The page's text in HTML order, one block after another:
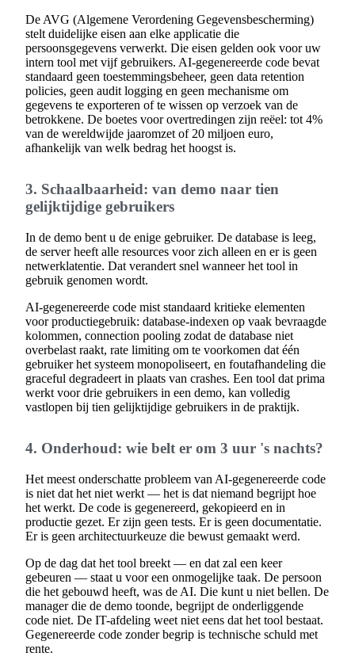
De AVG (Algemene Verordening Gegevensbescherming)
stelt duidelijke eisen aan elke applicatie die
persoonsgegevens verwerkt. Die eisen gelden ook voor uw
intern tool met vijf gebruikers. AI-gegenereerde code bevat
standaard geen toestemmingsbeheer, geen data retention
policies, geen audit logging en geen mechanisme om
gegevens te exporteren of te wissen op verzoek van de
betrokkene. De boetes voor overtredingen zijn reëel: tot 4%
van de wereldwijde jaaromzet of 20 miljoen euro,
afhankelijk van welk bedrag het hoogst is.
3. Schaalbaarheid: van demo naar tien
gelijktijdige gebruikers
In de demo bent u de enige gebruiker. De database is leeg,
de server heeft alle resources voor zich alleen en er is geen
netwerklatentie. Dat verandert snel wanneer het tool in
gebruik genomen wordt.
AI-gegenereerde code mist standaard kritieke elementen
voor productiegebruik: database-indexen op vaak bevraagde
kolommen, connection pooling zodat de database niet
overbelast raakt, rate limiting om te voorkomen dat één
gebruiker het systeem monopoliseert, en foutafhandeling die
graceful degradeert in plaats van crashes. Een tool dat prima
werkt voor drie gebruikers in een demo, kan volledig
vastlopen bij tien gelijktijdige gebruikers in de praktijk.
4. Onderhoud: wie belt er om 3 uur 's nachts?
Het meest onderschatte probleem van AI-gegenereerde code
is niet dat het niet werkt — het is dat niemand begrijpt hoe
het werkt. De code is gegenereerd, gekopieerd en in
productie gezet. Er zijn geen tests. Er is geen documentatie.
Er is geen architectuurkeuze die bewust gemaakt werd.
Op de dag dat het tool breekt — en dat zal een keer
gebeuren — staat u voor een onmogelijke taak. De persoon
die het gebouwd heeft, was de AI. Die kunt u niet bellen. De
manager die de demo toonde, begrijpt de onderliggende
code niet. De IT-afdeling weet niet eens dat het tool bestaat.
Gegenereerde code zonder begrip is technische schuld met
rente.